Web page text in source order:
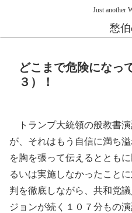
Just another
愁
どこまで危険になっ
３）！
トランプ大統領の般教書
が、それはもう自信に満ち
を胸を張って伝えるととも
るいは実施しなかったこと
判を徹底しながら、共和党
ジョンが続く１０７分もの